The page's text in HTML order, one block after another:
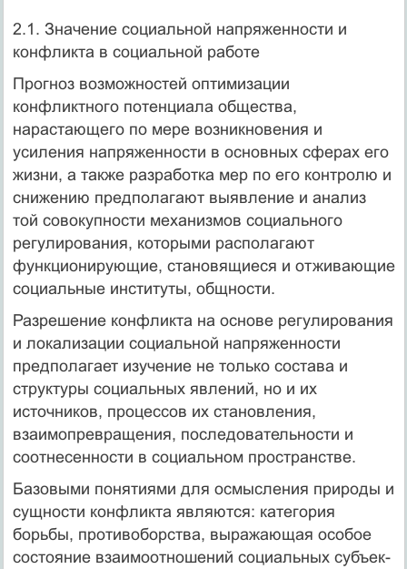
2.1. Значение социальной напряженности и
конфликта в социальной работе
Прогноз возможностей оптимизации
конфликтного потенциа­ла общества,
нарастающего по мере возникновения и
усиления напряженности в основных сферах его
жизни, а также разработка мер по его контролю и
снижению предполагают выявление и ана­лиз
той совокупности механизмов социального
регулирования, которыми располагают
функционирующие, становящиеся и отжи­вающие
социальные институты, общности.
Разрешение конфликта на основе регулирования
и локализации социальной напряженности
предполагает изучение не только со­става и
структуры социальных явлений, но и их
источников, про­цессов их становления,
взаимопревращения, последовательности и
соотнесенности в социальном пространстве.
Базовыми понятиями для осмысления природы и
сущности конфликта являются: категория
борьбы, противоборства, выра­жающая особое
состояние взаимоотношений социальных субъек­